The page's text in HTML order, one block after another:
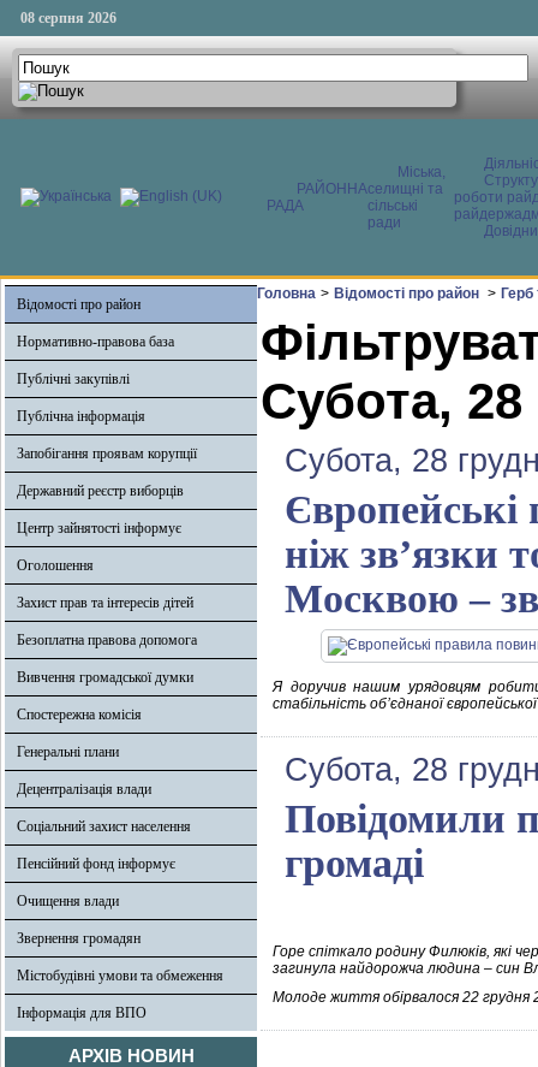
08 серпня 2026
РАЙОННА
РАДА
Міська,
селищні та
сільські
ради
роботи
Відомості про район
Нормативно-правова база
Публічні закупівлі
Публічна інформація
Запобігання проявам корупції
Державний реєстр виборців
Центр зайнятості інформує
Оголошення
Захист прав та інтересів дітей
Безоплатна правова допомога
Вивчення громадської думки
Спостережна комісія
Генеральні плани
Децентралізація влади
Соціальний захист населення
Пенсійний фонд інформує
Очищення влади
Звернення громадян
Містобудівні умови та обмеження
Інформація для ВПО
АРХІВ НОВИН
Головна > Відомості про район > Герб
Субота, 28
Субота, 28
ніж звʼязки
Москвою –
Я доручив нашим урядовцям
стабільність обʼєднаної
Субота, 28
Повідомили
громаді
Горе спіткало родину Филюків, які
загинула найдорожча людина – син
Молоде життя обірвалося 22 грудня